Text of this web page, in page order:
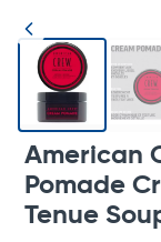
Total
American
Pomade
Tenue